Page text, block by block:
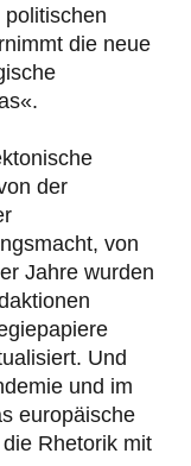
die neue
der
von
Jahre wurden
Und
und im
europäische
Rhetorik mit